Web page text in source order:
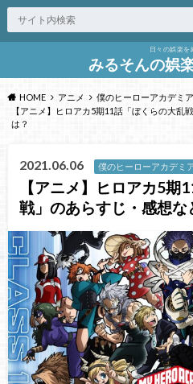
日々の娯楽を
みるそんの娯
HOME アニメ
僕のヒーローアカデミア
【アニメ】ヒロアカ5期11話「ぼくらの大乱
は？
2021.06.06 僕のヒーローアカデミ
【アニメ】ヒロアカ5期
戦」のあらすじ・感想な